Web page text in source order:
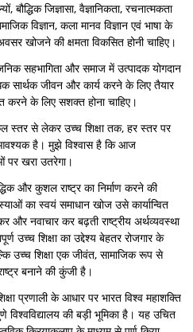
बौद्धिक जिज्ञासा, वैज्ञानिकता, रचनात्मकता
विज्ञान, कला मानव विज्ञान एवं भाषा के
खोजने की क्षमता विकसित होनी चाहिए।
सहभागिता और समाज में उत्पादक योगदान
सार्थक जीवन और कार्य करने के लिए तैयार
करने के लिए सशक्त होना चाहिए।
स्तर से लेकर उच्च शिक्षा तक, हर स्तर पर
आवश्यक है। मुझे विश्वास है कि आज
पर खरा उतरेगा।
और कुशल राष्ट्र का निर्माण करने की
का स्वयं समाधान खोज उसे कार्यान्वित
और नवाचार कर बढ़ती राष्ट्रीय अर्थव्यवस्था
उच्च शिक्षा का उद्देश्य बेहतर रोजगार के
उच्च शिक्षा एक जीवंत, सामाजिक रूप से
बनाने की कुंजी है।
प्रणाली के आधार पर भारत विश्व महाशक्ति
की बड़ी भूमिका है। यह उचित